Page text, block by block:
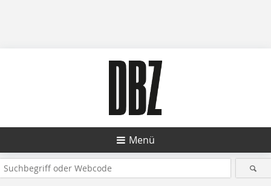
Menü